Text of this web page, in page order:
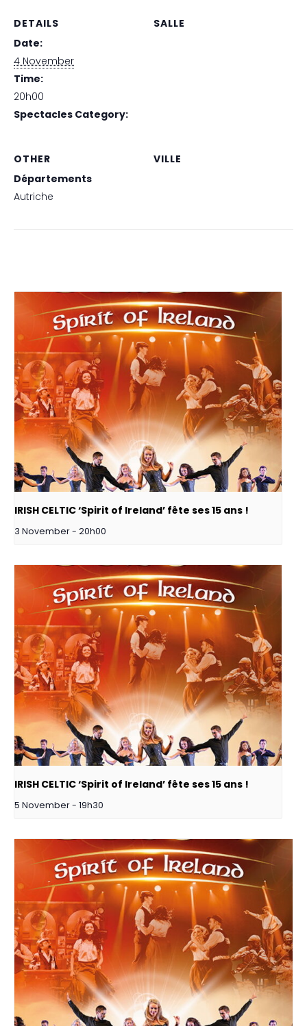
DETAILS
Date:
4 November
Time:
20h00
Spectacles Category:
VILLE
SALLE
OTHER
Départements
Autriche
IRISH CELTIC ‘Spirit of Ireland’ fête ses 15 ans !
3 November - 20h00
IRISH CELTIC ‘Spirit of Ireland’ fête ses 15 ans !
5 November - 19h30